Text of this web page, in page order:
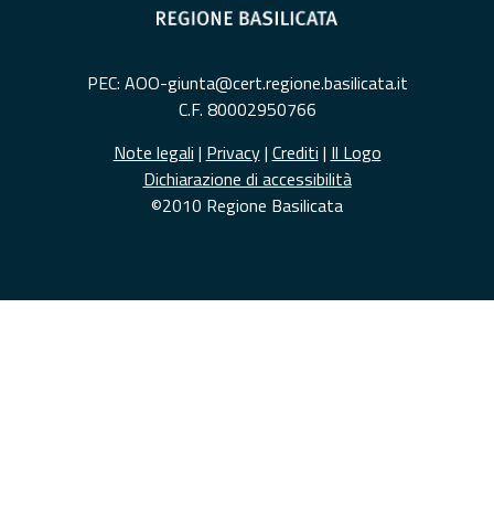
PEC: AOO-giunta@cert.regione.basilicata.it
C.F. 80002950766
Note legali | Privacy| Crediti | Il Logo
Dichiarazione di accessibilità
©2010 Regione Basilicata